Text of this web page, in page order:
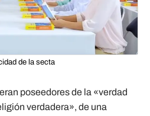
de la secta
poseedores de la «verdad
verdadera», de una